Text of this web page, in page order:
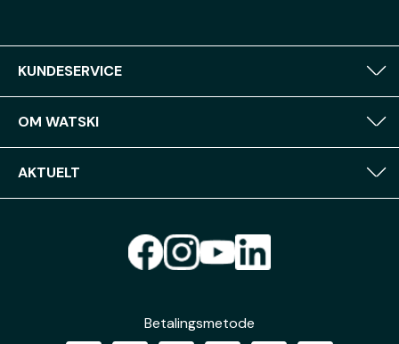
KUNDESERVICE
OM WATSKI
AKTUELT
Betalingsmetode